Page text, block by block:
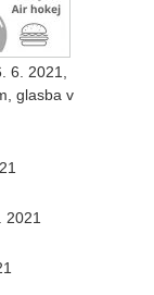
6. 2021,
glasba v
2021